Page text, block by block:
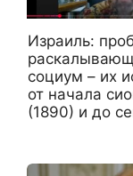
Израиль:
социум – их
от начала
(1890) и до